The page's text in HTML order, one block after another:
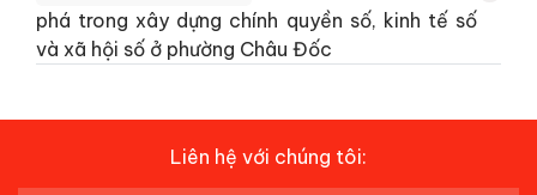
phá trong xây dựng chính quyền số, kinh tế số
và xã hội số ở phường Châu Đốc
Liên hệ với chúng tôi: